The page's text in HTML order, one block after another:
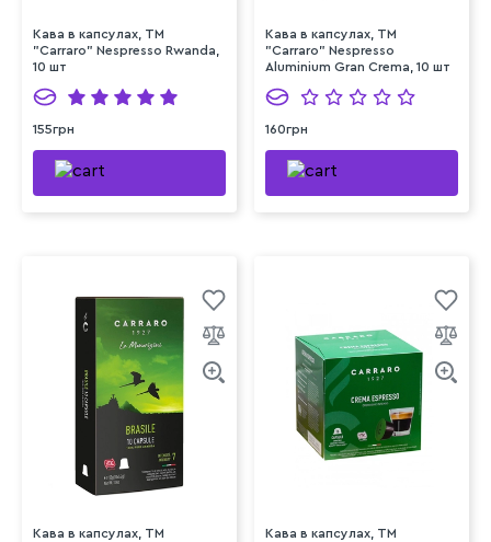
Кава в капсулах, ТМ
"Carraro" Nespresso Rwanda,
10 шт
155грн
Кава в капсулах, ТМ
"Carraro" Nespresso
Aluminium Gran Crema, 10 шт
160грн
Кава в капсулах, ТМ
Кава в капсулах, TM